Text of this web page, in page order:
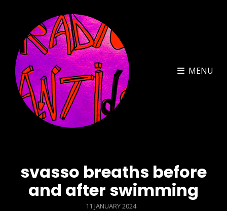
MENU
svasso breaths before
and after swimming
POSTED
11 JANUARY 2024